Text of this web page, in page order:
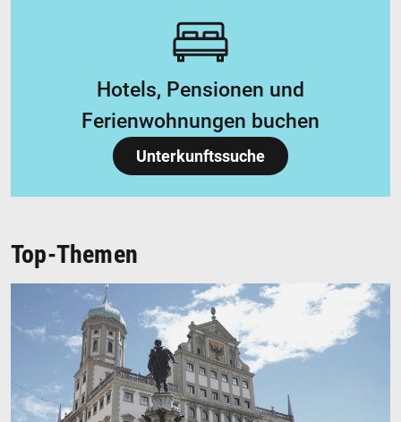
Hotels, Pensionen und
Ferienwohnungen buchen
Unterkunftssuche
Top-Themen